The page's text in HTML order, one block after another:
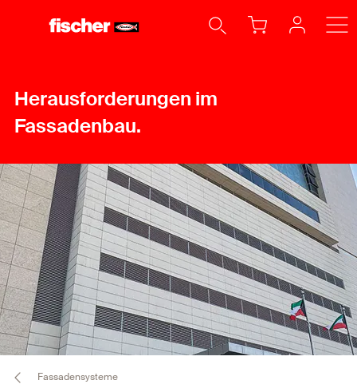
Herausforderungen im
Fassadenbau.
Fassadensysteme